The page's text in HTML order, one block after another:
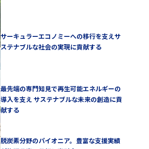
サーキュラーエコノミーへの移行を支えサ
ステナブルな社会の実現に貢献する
最先端の専門知見で再生可能エネルギーの
導入を支え サステナブルな未来の創造に貢
献する
脱炭素分野のパイオニア。豊富な支援実績